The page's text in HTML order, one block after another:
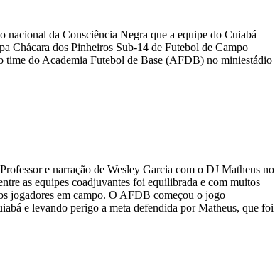
nacional da Consciência Negra que a equipe do Cuiabá
Chácara dos Pinheiros Sub-14 de Futebol de Campo
time do Academia Futebol de Base (AFDB) no miniestádio
e narração de Wesley Garcia com o DJ Matheus no
as equipes coadjuvantes foi equilibrada e com muitos
jogadores em campo. O AFDB começou o jogo
e levando perigo a meta defendida por Matheus, que foi